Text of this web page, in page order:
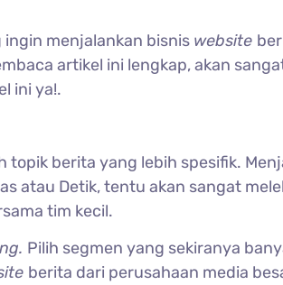
menjalankan bisnis website
artikel ini lengkap, akan
ini ya!.
berita yang lebih spesifik.
atau Detik, tentu akan sangat
tim kecil.
Pilih segmen yang sekiranya
berita dari perusahaan media